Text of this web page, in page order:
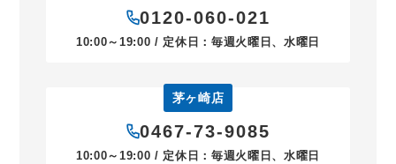
0120-060-021
10:00～19:00 / 定休日：毎週火曜日、水曜日
茅ヶ崎店
0467-73-9085
10:00～19:00 / 定休日：毎週火曜日、水曜日